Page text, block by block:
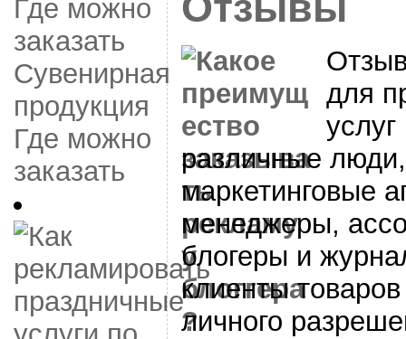
Сувенирная
продукция
Где можно
заказать
для
услуг
различные
маркетинговые
менеджеры,
блогеры и
клиенты
личного